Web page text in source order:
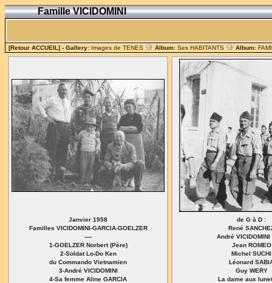
Famille VICIDOMINI
[Retour ACCUEIL] - Gallery: Images de TENES Album: Ses HABITANTS Album:
Janvier 1958
Familles VICIDOMINI-GARCIA-GOELZER
----
1-GOELZER Norbert (Père)
2-Soldat Lo-Do Ken
du Commando Vietnamien
3-André VICIDOMINI
4-Sa femme Aline GARCIA
de G à D :
René
André VICIDOMINI
Jean ROMEO
Michel SUCHI
Léonard
Guy WERY
La dame aux